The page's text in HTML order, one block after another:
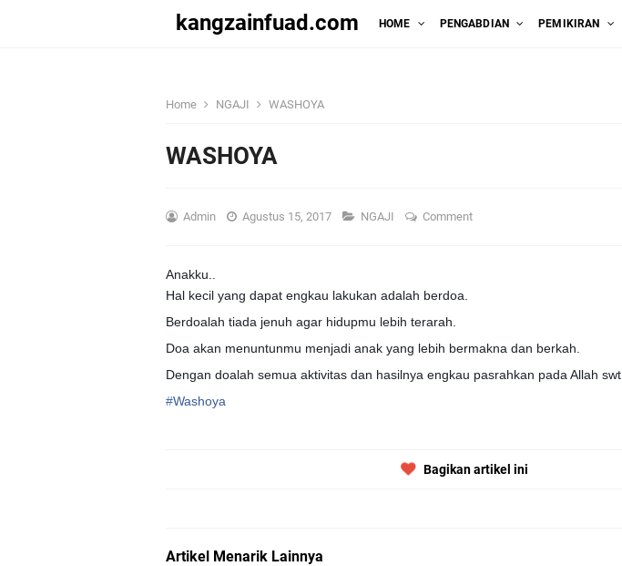
kangzainfuad.com HOME PENGABDIAN PEMIKIRAN
Home NGAJI WASHOYA
WASHOYA
Admin Agustus 15, 2017 NGAJI Comment
Anakku..
Hal kecil yang dapat engkau lakukan adalah berdoa.
Berdoalah tiada jenuh agar hidupmu lebih terarah.
Doa akan menuntunmu menjadi anak yang lebih bermakna dan berkah.
Dengan doalah semua aktivitas dan hasilnya engkau pasrahkan pada Allah swt.
#Washoya
Bagikan artikel ini
Artikel Menarik Lainnya